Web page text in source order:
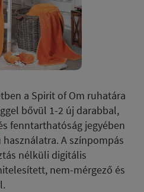
a Spirit of Om ruhatára
bővül 1-2 új darabbal,
fenntarthatóság jegyében
A színpompás
nélküli digitális
nem-mérgező és